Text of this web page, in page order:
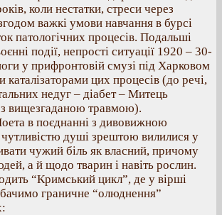
коли нестатки, стреси через
важкі умови навчання в бурсі
патологічних процесів. Подальші
події, непрості ситуації 1920 – 30-
у прифронтовій смузі під Харковом
каталізаторами цих процесів (до речі,
недуг – діабет – Митець
з вищезгаданою травмою).
в поєднанні з дивовижною
душі зрештою вилилися у
чужий біль як власний, причому
а й щодо тварин і навіть рослин.
“Кримський цикл”, де у вірші
граничне “олюднення”